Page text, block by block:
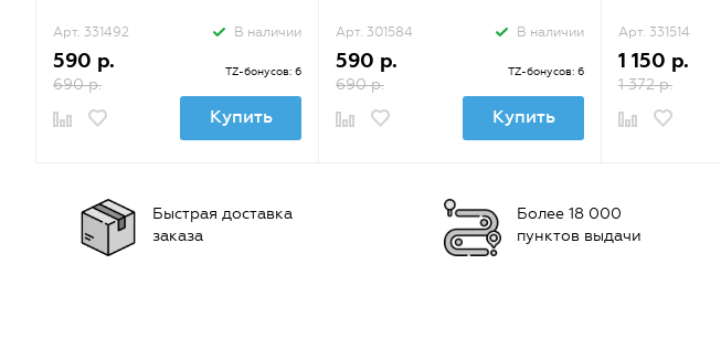
Арт. 331492 В наличии
590 р.
690 р.
TZ-бонусов: 6
Купить
Арт. 301584 В наличии
590 р.
690 р.
TZ-бонусов: 6
Купить
Арт. 331514
1 150 р.
1 372 р.
Быстрая доставка
заказа
Более 18 000
пунктов выдачи